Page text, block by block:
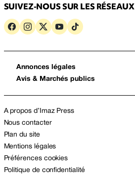
SUIVEZ-NOUS SUR LES RÉSEAUX
Annonces légales
Avis & Marchés publics
A propos d’Imaz Press
Nous contacter
Plan du site
Mentions légales
Préférences cookies
Politique de confidentialité